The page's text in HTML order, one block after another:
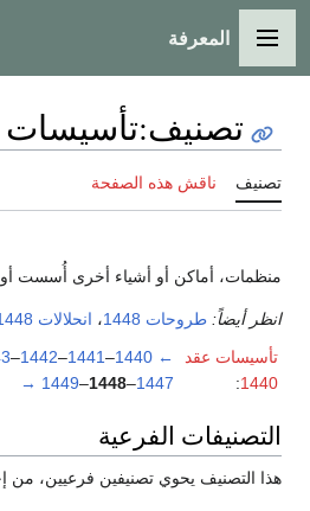
القائمة الرئيسية
المعرفة
تصنيف:تأسيسات 1448
تصنيف ناقش هذه الصفحة
منظمات، أماكن أو أشياء أخرى أُسست
انظر أيضاً: طروحات 1448 ، انحلالات 1448
تأسيسات عقد
1440
:
←
1440
–
1441
–
1442
–
1447
–
1448
–
1449
→
التصنيفات الفرعية
هذا التصنيف يحوي تصنيفين فرعيين، من